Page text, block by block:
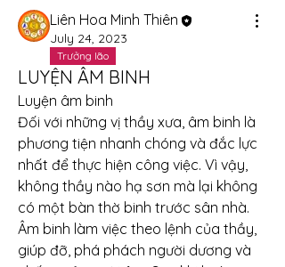
Liên Hoa Minh Thiên
July 24, 2023
Trưởng lão
LUYỆN ÂM BINH
Luyện âm binh
Đối với những vị thầy xưa, âm binh là
phương tiện nhanh chóng và đắc lực
nhất để thực hiện công việc. Vì vậy,
không thầy nào hạ sơn mà lại không
có một bàn thờ binh trước sân nhà.
Âm binh làm việc theo lệnh của thầy,
giúp đỡ, phá phách người dương và